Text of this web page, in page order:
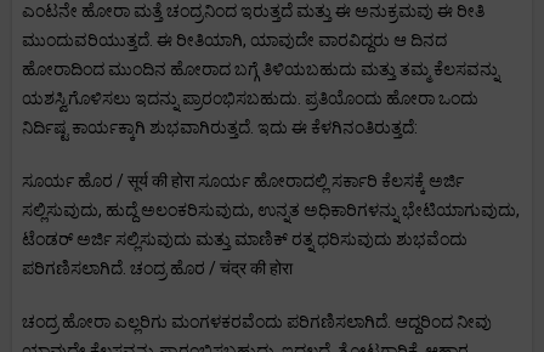
ಎಂಟನೇ ಹೋರಾ ಮತ್ತೆ ಚಂದ್ರನಿಂದ ಇರುತ್ತದೆ ಮತ್ತು ಈ ಅನುಕ್ರಮವು ಈ ರೀತಿ
ಮುಂದುವರಿಯುತ್ತದೆ. ಈ ರೀತಿಯಾಗಿ, ಯಾವುದೇ ವಾರವಿದ್ದರು ಆ ದಿನದ
ಹೋರಾದಿಂದ ಮುಂದಿನ ಹೋರಾದ ಬಗ್ಗೆ ತಿಳಿಯಬಹುದು ಮತ್ತು ತಮ್ಮ ಕೆಲಸವನ್ನು
ಯಶಸ್ವಿಗೊಳಿಸಲು ಇದನ್ನು ಪ್ರಾರಂಭಿಸಬಹುದು. ಪ್ರತಿಯೊಂದು ಹೋರಾ ಒಂದು
ನಿರ್ದಿಷ್ಟ ಕಾರ್ಯಕ್ಕಾಗಿ ಶುಭವಾಗಿರುತ್ತದೆ. ಇದು ಈ ಕೆಳಗಿನಂತಿರುತ್ತದೆ:
ಸೂರ್ಯ ಹೊರ / सूर्य की होरा ಸೂರ್ಯ ಹೋರಾದಲ್ಲಿ ಸರ್ಕಾರಿ ಕೆಲಸಕ್ಕೆ ಅರ್ಜಿ
ಸಲ್ಲಿಸುವುದು, ಹುದ್ದೆ ಅಲಂಕರಿಸುವುದು, ಉನ್ನತ ಅಧಿಕಾರಿಗಳನ್ನು ಭೇಟಿಯಾಗುವುದು,
ಟೆಂಡರ್ ಅರ್ಜಿ ಸಲ್ಲಿಸುವುದು ಮತ್ತು ಮಾಣಿಕ್ ರತ್ನ ಧರಿಸುವುದು ಶುಭವೆಂದು
ಪರಿಗಣಿಸಲಾಗಿದೆ. ಚಂದ್ರ ಹೊರ / चंद्र की होरा
ಚಂದ್ರ ಹೋರಾ ಎಲ್ಲರಿಗು ಮಂಗಳಕರವೆಂದು ಪರಿಗಣಿಸಲಾಗಿದೆ. ಆದ್ದರಿಂದ ನೀವು